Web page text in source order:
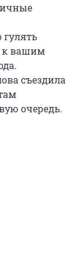
к вашим
съездила
очередь.